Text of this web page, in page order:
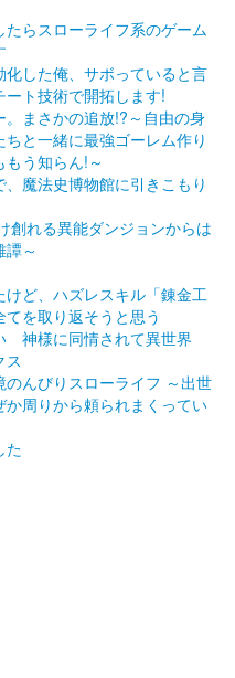
らスローライフ系のゲーム
した俺、サボっていると言
ト技術で開拓します!
まさかの追放!?～自由の身
と一緒に最強ゴーレム作り
う知らん!～
魔法史博物館に引きこもり
れる異能ダンジョンからは
譚～
ど、ハズレスキル「錬金工
を取り返そうと思う
神様に同情されて異世界
ス
んびりスローライフ ～出世
周りから頼られまくってい
た